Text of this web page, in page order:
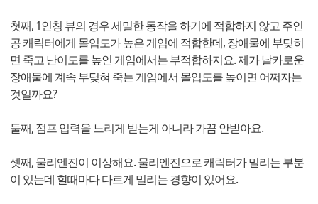
첫째, 1인칭 뷰의 경우 세밀한 동작을 하기에 적합하지 않고 주인
공 캐릭터에게 몰입도가 높은 게임에 적합한데, 장애물에 부딪히
면 죽고 난이도를 높인 게임에서는 부적합하지요. 제가 날카로운
장애물에 계속 부딪혀 죽는 게임에서 몰입도를 높이면 어쩌자는
것일까요?
둘째, 점프 입력을 느리게 받는게 아니라 가끔 안받아요.
셋째, 물리엔진이 이상해요. 물리엔진으로 캐릭터가 밀리는 부분
이 있는데 할때마다 다르게 밀리는 경향이 있어요.